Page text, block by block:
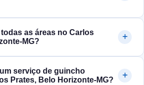
as áreas no Carlos
serviço de guincho
Prates, Belo Horizonte‑MG?